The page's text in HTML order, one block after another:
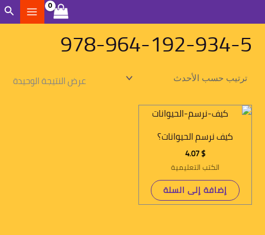
إلى
المحتوى978-964-192-934-5
عرض النتيجة الوحيدة
كيف نرسم الحيوانات؟
$
4.07
الكتب التعليمية
إضافة إلى السلة